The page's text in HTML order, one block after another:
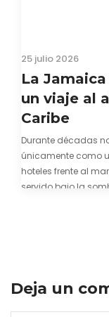
25 julio 2026
La
un viaje al
Caribe
Durante décadas
únicamente como
hoteles frente al
servido bajo la
Deja un